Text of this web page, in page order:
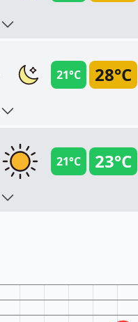
28°C
21°C
23°C
21°C